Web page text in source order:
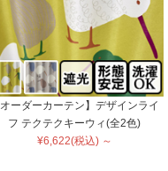
オーダーカーテン】デザインライ
フ テクテクキーウィ(全2色)
¥6,622(税込) ～